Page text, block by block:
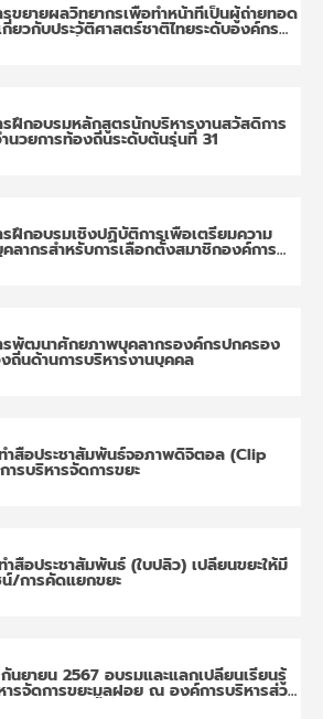
รขยายผลวิทยากรเพื่อทำหน้าที่เป็นผู้ถ่ายทอด
กี่ยวกับประวัติศาสตร์ชาติไทยระดับองค์กร
งส่วนท้องถิ่นครู
รฝึกอบรมหลักสูตรนักบริหารงานสวัสดิการ
นวยการท้องถิ่นระดับต้นรุ่นที่ 31
รฝึกอบรมเชิงปฏิบัติการเพื่อเตรียมความ
ลากรสำหรับการเลือกตั้งสมาชิกองค์การ
ส่วนตำบลและนายกองค์การบริหารส่วนตำบล
รพัฒนาศักยภาพบุคลากรองค์กรปกครอง
ถิ่นด้านการบริหารงานบุคคล
ำสื่อประชาสัมพันธ์จอภาพดิจิตอล (Clip
ารบริหารจัดการขยะ
ำสื่อประชาสัมพันธ์ (ใบปลิว) เปลี่ยนขยะให้มี
น์/การคัดแยกขยะ
นยายน 2567 อบรมและแลกเปลี่ยนเรียนรู้
ารจัดการขยะมูลฝอย ณ องค์การบริหารส่วน
ายุบใน อำเภอวังจันทร์ จังหวัดระยอง